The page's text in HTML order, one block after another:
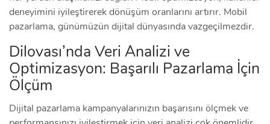
deneyimini iyileştirerek dönüşüm oranlarını artırır. Mobil
pazarlama, günümüzün dijital dünyasında vazgeçilmezdir.
Dilovası’nda Veri Analizi ve
Optimizasyon: Başarılı Pazarlama İçin
Ölçüm
Dijital pazarlama kampanyalarınızın başarısını ölçmek ve